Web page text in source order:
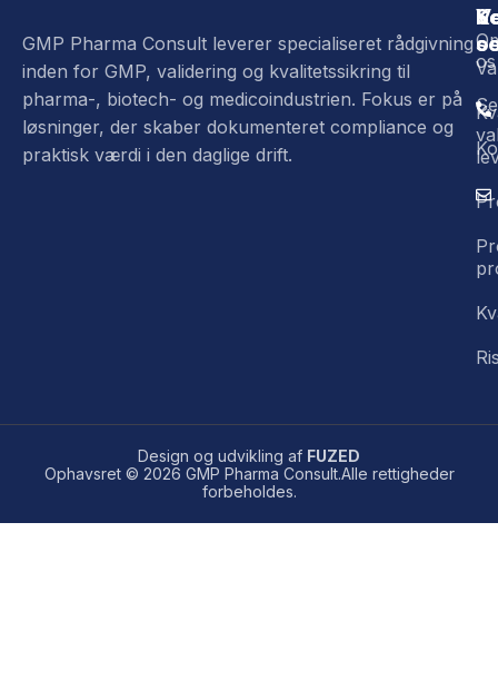
GMP Pharma Consult leverer specialiseret rådgivning
inden for GMP, validering og kvalitetssikring til
pharma-, biotech- og medicoindustrien. Fokus er på
løsninger, der skaber dokumenteret compliance og
praktisk værdi i den daglige drift.
os
Ophavsret © 2026 GMP Pharma Consult.Alle rettigheder
forbeholdes.
Design og udvikling af FUZED